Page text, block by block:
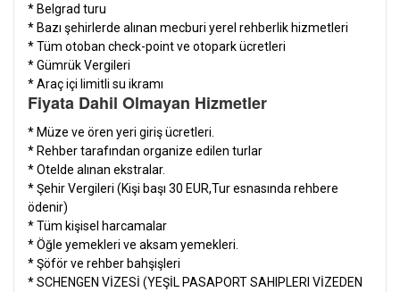
* Belgrad turu
* Bazı şehirlerde alınan mecburi yerel rehberlik hizmetleri
* Tüm otoban check-point ve otopark ücretleri
* Gümrük Vergileri
* Araç içi limitli su ikramı
Fiyata Dahil Olmayan Hizmetler
* Müze ve ören yeri giriş ücretleri.
* Rehber tarafından organize edilen turlar
* Otelde alınan ekstralar.
* Şehir Vergileri (Kişi başı 30 EUR,Tur esnasında rehbere
ödenir)
* Tüm kişisel harcamalar
* Öğle yemekleri ve aksam yemekleri.
* Şöför ve rehber bahşişleri
* SCHENGEN VİZESİ (YEŞİL PASAPORT SAHIPLERI VİZEDEN